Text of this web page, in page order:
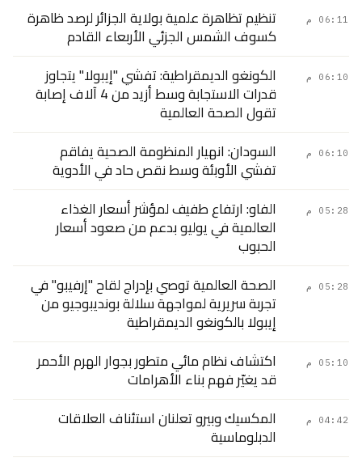
06:11 م تنظيم تظاهرة علمية بولاية الجزائر لرصد ظاهرة
كسوف الشمس الجزئي الأربعاء القادم
06:10 م الكونغو الديمقراطية: تفشي "إيبولا" يتجاوز
قدرات الاستجابة وسط أزيد من 4 آلاف إصابة
تقول الصحة العالمية
06:10 م السودان: انهيار المنظومة الصحية يفاقم
تفشي الأوبئة وسط نقص حاد في الأدوية
05:28 م الفاو: ارتفاع طفيف لمؤشر أسعار الغذاء
العالمية في يوليو بدعم من صعود أسعار
الحبوب
05:28 م الصحة العالمية توصي بإدراج لقاح "إرفيبو" في
تجربة سريرية لمواجهة سلالة بونديبوجيو من
إيبولا بالكونغو الديمقراطية
05:10 م اكتشاف نظام مائي متطور بجوار الهرم الأحمر
قد يغيّر فهم بناء الأهرامات
04:42 م المكسيك وبيرو تعلنان استئناف العلاقات
الدبلوماسية